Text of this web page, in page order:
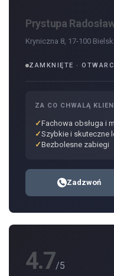
Prystupa
Kryniczna 8, 17-100
ZAMKNIĘTE ·
ZA CO CHWALĄ
Fachowa obsługa i
Szybkie i skuteczne
Bezbolesne zabiegi
Zadzwoń
4.7/5